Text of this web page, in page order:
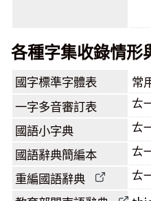
各種字集收錄情形
國字標準字體表 常
一字多音審訂表 ㄊ
國語小字典 ㄊ
國語辭典簡編本 ㄊ
重編國語辭典 ㄊ